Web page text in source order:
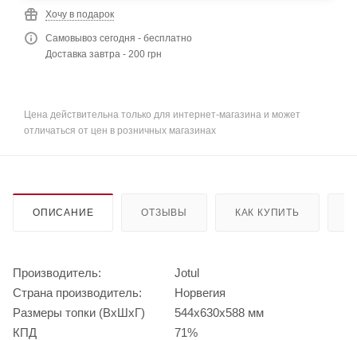
Хочу в подарок
Самовывоз сегодня - бесплатно
Доставка завтра - 200 грн
Цена действительна только для интернет-магазина и может
отличаться от цен в розничных магазинах
ОПИСАНИЕ ОТЗЫВЫ КАК КУПИТЬ
Производитель:
Jotul
Страна производитель:
Норвегия
Размеры топки (ВхШхГ)
544x630x588 мм
КПД
71%